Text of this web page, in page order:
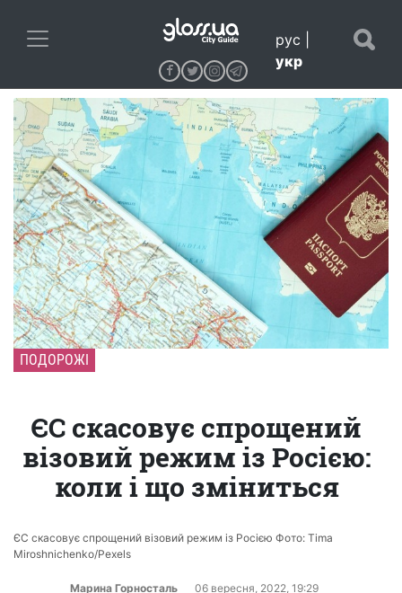
рус
укр
ПОДОРОЖІ
ЄС скасовує спрощений
візовий режим із Росією:
коли і що зміниться
ЄС скасовує спрощений візовий режим із Росією Фото: Tima
Miroshnichenko/Pexels
Марина Горносталь 06 вересня, 2022, 19:29